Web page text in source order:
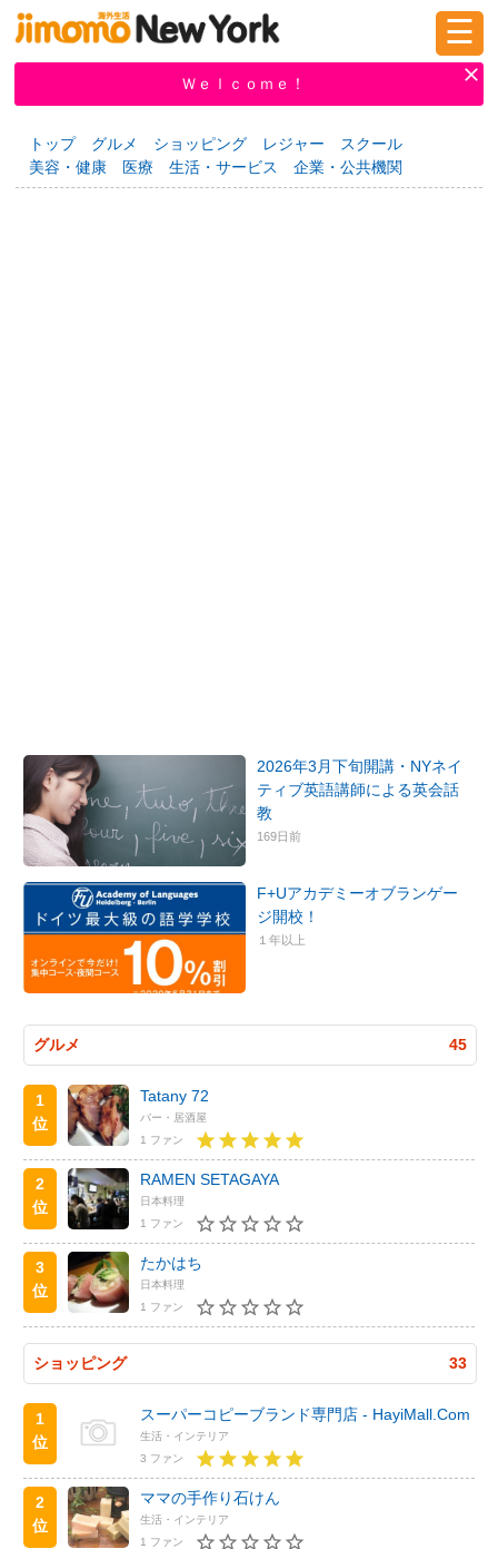
新規登録
掲示板 タウン情報 教えて！
☰
Ｗｅｌｃｏｍｅ！
トップ グルメ ショッピング レジャー
スクール
美容・健康
医療 生活・サービス 企業・公共機関
2026年3月下旬開講・NYネイ
ティブ英語講師による英会話
教
169日前
F+Uアカデミーオブランゲー
ジ開校！
１年以上
グルメ 45
1
位
Tatany 72
バー・居酒屋
1 ファン
2
位
RAMEN SETAGAYA
日本料理
1 ファン
3
位
たかはち
日本料理
1 ファン
ショッピング 33
1
位
スーパーコピーブランド専門店 - HayiMall.Com
生活・インテリア
3 ファン
2
位
ママの手作り石けん
生活・インテリア
1 ファン